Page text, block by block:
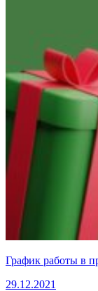
График работы в
29.12.2021